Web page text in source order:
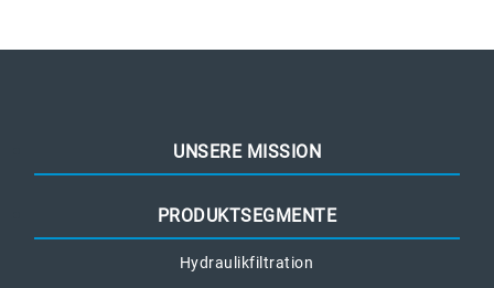
UNSERE MISSION
PRODUKTSEGMENTE
Hydraulikfiltration